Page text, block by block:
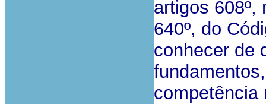
artigos 608º,
640º, do
conhecer de
competência